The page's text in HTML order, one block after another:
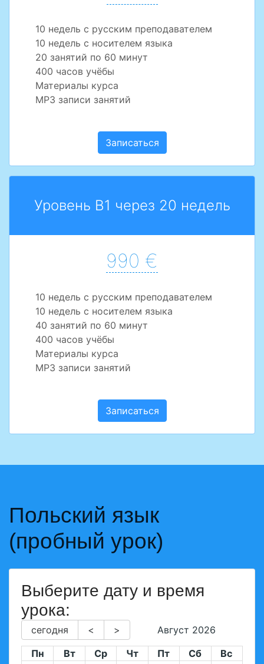
10 недель с русским преподавателем
10 недель с носителем языка
20 занятий по 60 минут
400 часов учёбы
Материалы курса
MP3 записи занятий
Записаться
Уровень B1 через 20 недель
990 €
10 недель с русским преподавателем
10 недель с носителем языка
40 занятий по 60 минут
400 часов учёбы
Материалы курса
MP3 записи занятий
Записаться
Польский язык
(пробный урок)
Выберите дату и время
урока:
сегодня < >
Август 2026
Пн
Вт Ср Чт Пт Сб Вс